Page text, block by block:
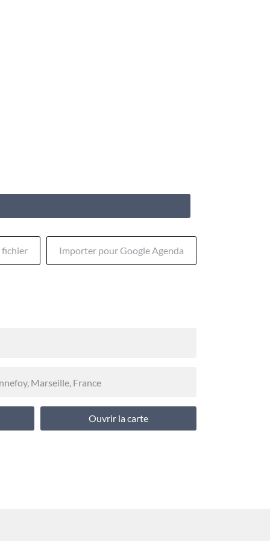
fichier Importer pour Google Agenda
Ouvrir la carte